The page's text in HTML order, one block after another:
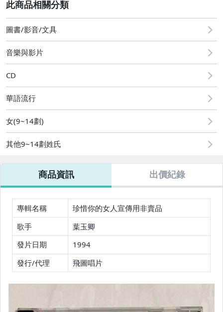
圖書/影音/文具
偶像、球員卡與郵幣
圖書/影音/文具
音樂與影片
CD
華語流行
女(9~14劃)
其他9~14劃姓氏
商品資訊 出價紀錄
專輯名稱
珍惜你的女人宣傳用非賣品
歌手
葉玉卿
發片日期
1994
發行/代理
飛圖唱片